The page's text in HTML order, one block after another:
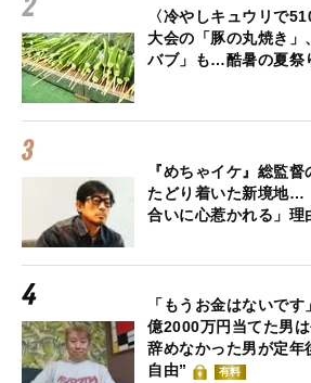
〈冷やしキュウリで
大会の「豚の丸焼き
バブ」も…酷暑の夏祭
『めちゃイケ』総監
たどり着いた新境地…
合いに心惹かれる」理
「もうお金はないで
億2000万円当てた男
辞めなかった男が定年
自由”
有料